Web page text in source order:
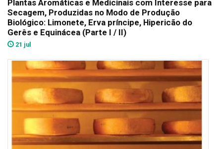
Plantas Aromáticas e Medicinais com Interesse para
Secagem, Produzidas no Modo de Produção
Biológico: Limonete, Erva príncipe, Hipericão do
Gerês e Equinácea (Parte I / II)
21 jul